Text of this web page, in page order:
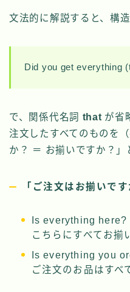
文法的に解説すると、構造
Did you get everything
で、関係代名詞 that が省
注文したすべてのものを
か？ ＝ お揃いですか？」
「ご注文はお揃いで
Is everything here?
こちらにすべてお揃
Is everything you
ご注文のお品はすべ